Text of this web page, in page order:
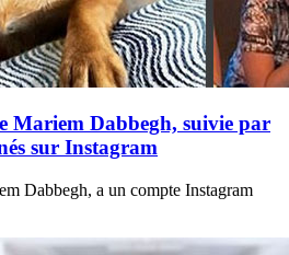
Mariem Dabbegh, suivie par
sur Instagram
Dabbegh, a un compte Instagram